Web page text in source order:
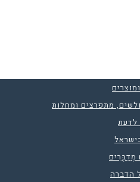
מתפרצים ומחלות
לדעת
מְדַבְּרִים
הדברה